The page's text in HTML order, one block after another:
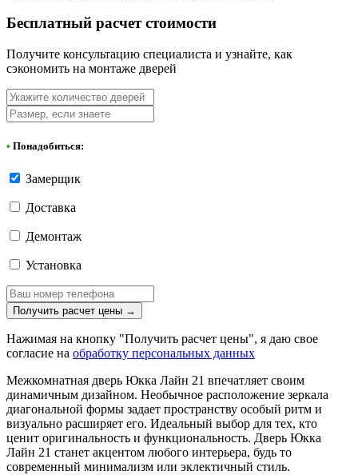
Бесплатный расчет стоимости
Получите консультацию специалиста и узнайте, как
сэкономить на монтаже дверей
• Понадобиться:
Замерщик
Доставка
Демонтаж
Установка
Получить расчет цены →
Нажимая на кнопку "Получить расчет цены", я даю свое
согласие на обработку персональных данных
Межкомнатная дверь Юкка Лайн 21 впечатляет своим
динамичным дизайном. Необычное расположение зеркала
диагональной формы задает пространству особый ритм и
визуально расширяет его. Идеальный выбор для тех, кто
ценит оригинальность и функциональность. Дверь Юкка
Лайн 21 станет акцентом любого интерьера, будь то
современный минимализм или эклектичный стиль.